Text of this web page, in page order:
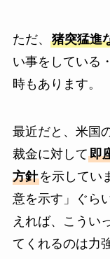
ただ、 猪突猛進
い事をしている
時もあります。
最近だと、米国
裁金に対して即
方針を示してい
意を示す」ぐら
えれば、こうい
てくれるのは力